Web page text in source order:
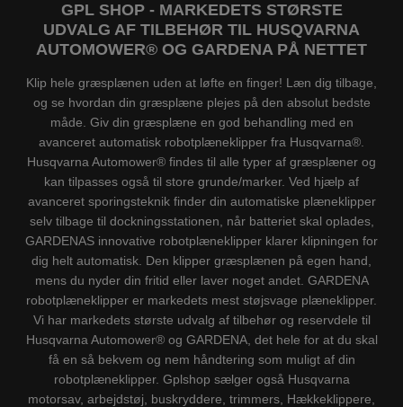
GPL SHOP - MARKEDETS STØRSTE
UDVALG AF TILBEHØR TIL HUSQVARNA
AUTOMOWER® OG GARDENA PÅ NETTET
Klip hele græsplænen uden at løfte en finger! Læn dig tilbage,
og se hvordan din græsplæne plejes på den absolut bedste
måde. Giv din græsplæne en god behandling med en
avanceret automatisk robotplæneklipper fra Husqvarna®.
Husqvarna Automower® findes til alle typer af græsplæner og
kan tilpasses også til store grunde/marker. Ved hjælp af
avanceret sporingsteknik finder din automatiske plæneklipper
selv tilbage til dockningsstationen, når batteriet skal oplades,
GARDENAS innovative robotplæneklipper klarer klipningen for
dig helt automatisk. Den klipper græsplænen på egen hand,
mens du nyder din fritid eller laver noget andet. GARDENA
robotplæneklipper er markedets mest støjsvage plæneklipper.
Vi har markedets største udvalg af tilbehør og reservdele til
Husqvarna Automower® og GARDENA, det hele for at du skal
få en så bekvem og nem håndtering som muligt af din
robotplæneklipper. Gplshop sælger også Husqvarna
motorsav, arbejdstøj, buskryddere, trimmers, Hækkeklippere,